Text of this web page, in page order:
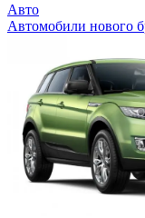
Авто
Автомобили нового